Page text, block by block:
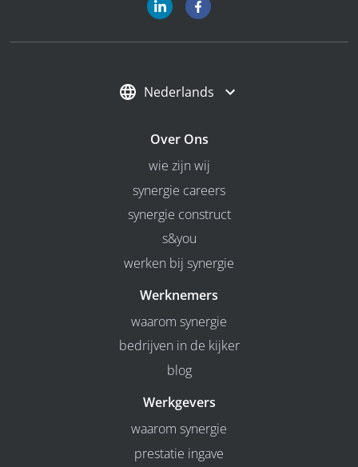
Nederlands
Over Ons
wie zijn wij
synergie careers
synergie construct
s&you
werken bij synergie
Werknemers
waarom synergie
bedrijven in de kijker
blog
Werkgevers
waarom synergie
prestatie ingave